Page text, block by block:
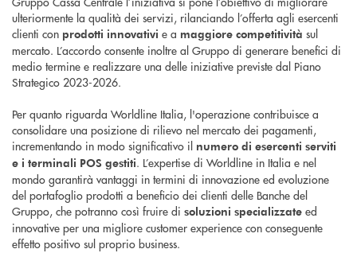
ulteriormente la qualità dei servizi, rilanciando l’offerta agli esercenti
clienti con prodotti innovativi e a maggiore competitività sul
mercato. L’accordo consente inoltre al Gruppo di generare benefici di
medio termine e realizzare una delle iniziative previste dal Piano
Strategico 2023-2026.
Per quanto riguarda Worldline Italia, l'operazione contribuisce a
consolidare una posizione di rilievo nel mercato dei pagamenti,
incrementando in modo significativo il numero di esercenti serviti
e i terminali POS gestiti. L’expertise di Worldline in Italia e nel
mondo garantirà vantaggi in termini di innovazione ed evoluzione
del portafoglio prodotti a beneficio dei clienti delle Banche del
Gruppo, che potranno così fruire di soluzioni specializzate ed
innovative per una migliore customer experience con conseguente
effetto positivo sul proprio business.